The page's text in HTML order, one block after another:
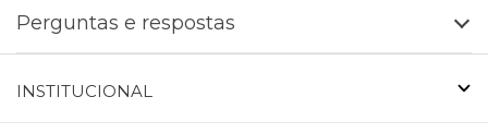
Perguntas e respostas
INSTITUCIONAL